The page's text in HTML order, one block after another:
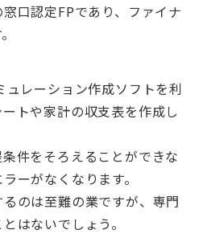
口認定FPであり、ファイナ
レーション作成ソフトを利
トや家計の収支表を作成し
件をそろえることができな
ーがなくなります。
のは至難の業ですが、専門
はないでしょう。